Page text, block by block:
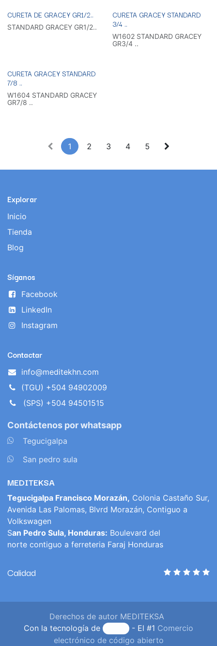
- Tiempo de fraguado: 6 min.
- Especialmente indicado para
pacientes sensibles al eugenol
nonanoico
Utilice para estos
procedimientos:
​ ​Cirugía Apical
CURETA DE GRACEY GR1/2..
STANDARD GRACEY GR1/2..
CURETA GRACEY STANDARD
3/4 ..
W1602 STANDARD GRACEY
GR3/4 ..
CURETA GRACEY STANDARD
7/8 ..
W1604 STANDARD GRACEY
GR7/8 ..
1 2 3 4 5
Explorar
Inicio
Tienda
Blog
Síganos
Facebook
LinkedIn
Instagram
Contactar
info@meditekhn.com
(TGU) +504 94902009
(SPS) +504 94501515
Contáctenos por whatsapp
Tegucigalpa
San pedro sula
MEDITEKSA
Tegucigalpa Francisco Morazán, Colonia Castaño Sur,
Avenida Las Palomas, Blvrd Morazán, Contiguo a
Volkswagen
San Pedro Sula, Honduras: Boulevard del
norte contiguo a ferreteria Faraj Honduras
Calidad
Derechos de autor MEDITEKSA
Con la tecnología de
- El #1 Comercio
electrónico de código abierto